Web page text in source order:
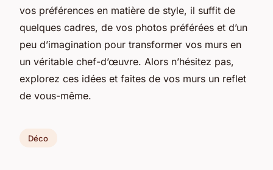
vos préférences en matière de style, il suffit de
quelques cadres, de vos photos préférées et d’un
peu d’imagination pour transformer vos murs en
un véritable chef-d’œuvre. Alors n’hésitez pas,
explorez ces idées et faites de vos murs un reflet
de vous-même.
Déco